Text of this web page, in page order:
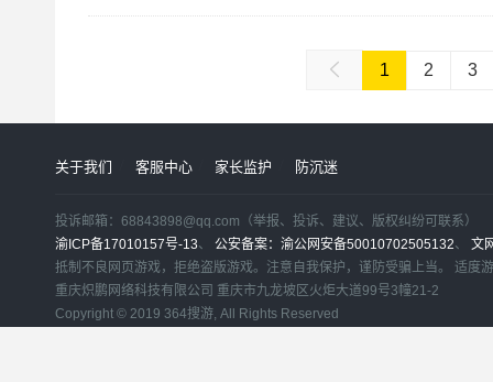
1 2 3
关于我们 客服中心 家长监护 防沉迷
投诉邮箱：68843898@qq.com（举报、投诉、建议、版权纠纷可联系）
渝ICP备17010157号-13、 公安备案：渝公网安备50010702505132、 文
抵制不良网页游戏，拒绝盗版游戏。注意自我保护，谨防受骗上当。 适度
重庆炽鹏网络科技有限公司 重庆市九龙坡区火炬大道99号3幢21-2
Copyright © 2019 364搜游, All Rights Reserved